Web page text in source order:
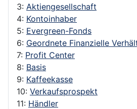
3: Aktiengesellschaft
4: Kontoinhaber
5: Evergreen-Fonds
6: Geordnete Finanzielle
7: Profit Center
8: Basis
9: Kaffeekasse
10: Verkaufsprospekt
11: Händler